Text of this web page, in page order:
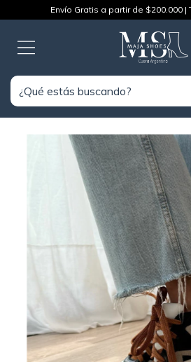
Envío Gratis a partir de $200.000